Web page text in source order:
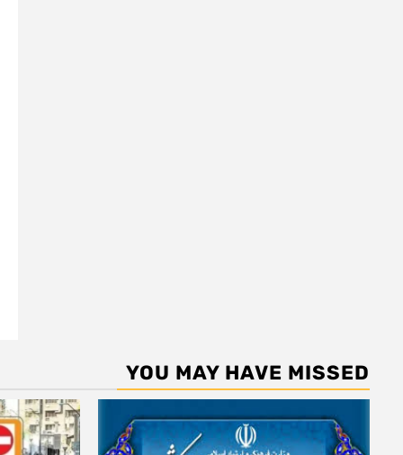
YOU MAY HAVE MISSED